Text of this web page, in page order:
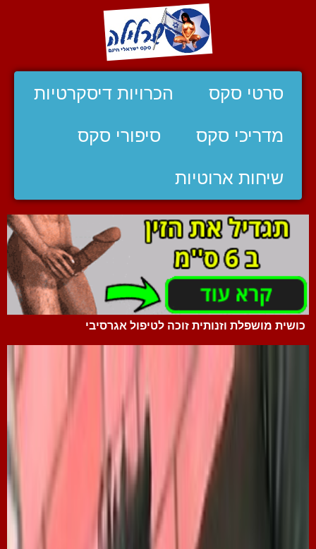
סרטי סקס הכרויות דיסקרטיות
מדריכי סקס סיפורי סקס
שיחות ארוטיות
כושית מושפלת וזנותית זוכה לטיפול אגרסיבי